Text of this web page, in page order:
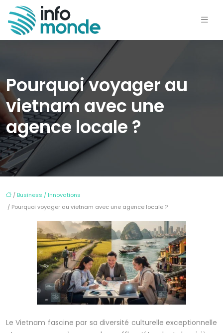
Pourquoi voyager au
vietnam avec une
agence locale ?
/ Business / Innovations
/ Pourquoi voyager au vietnam avec une agence locale ?
Le Vietnam fascine par sa diversité culturelle exceptionnelle